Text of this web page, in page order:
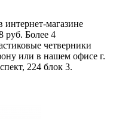
магазине
руб. Более 4
четверники
или в нашем офисе г.
224 блок 3.